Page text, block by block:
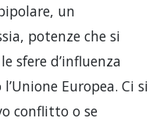
un
potenze che si
sfere d’influenza
Europea. Ci si
conflitto o se